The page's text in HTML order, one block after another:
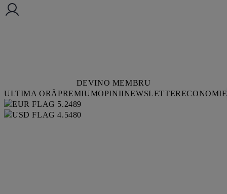
DEVINO MEMBRU
ULTIMA ORĂPREMIUMOPINIINEWSLETTERECONOMIE
5.2489
4.5480